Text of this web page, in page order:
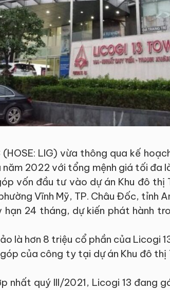
LIG) vừa thông qua kế
năm 2022 với tổng mệnh giá tối đa
vốn đầu tư vào dự án Khu đô thị
Vĩnh Mỹ, TP. Châu Đốc, tỉnh
hạn 24 tháng, dự kiến phát hành
là hơn 8 triệu cổ phần của Licogi
của công ty tại dự án Khu đô thị
nhất quý III/2021, Licogi 13 đang